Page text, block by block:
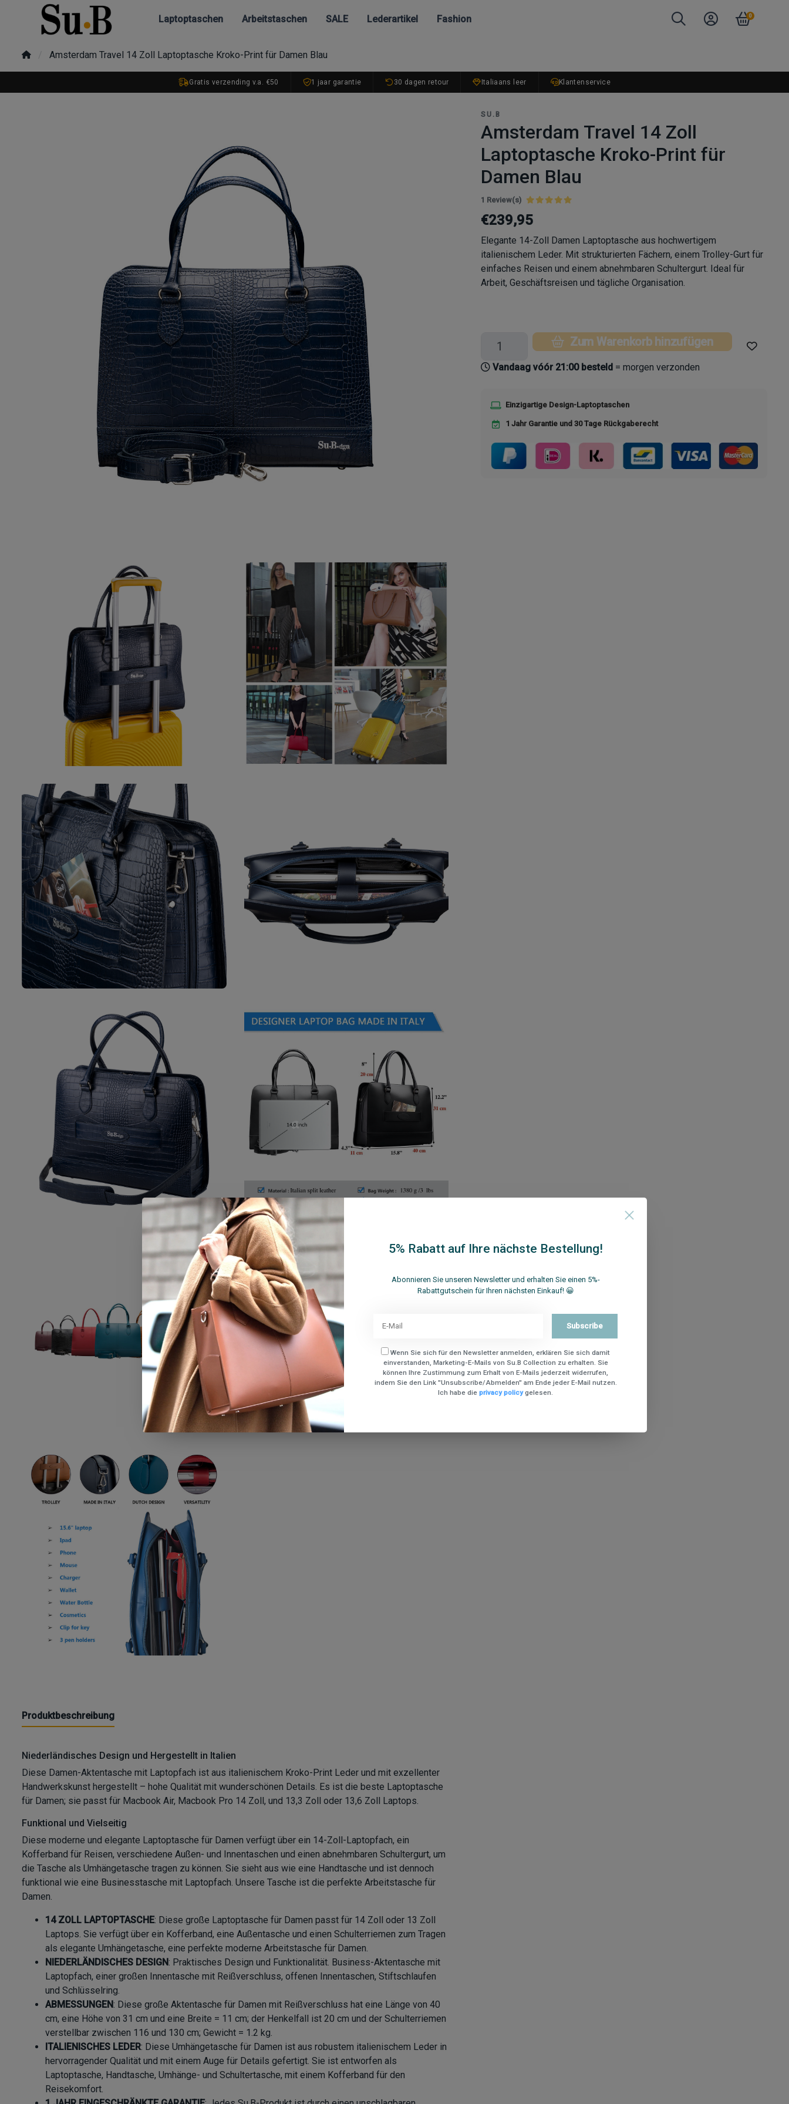
Laptoptaschen Arbeitstaschen SALE Lederartikel Fashion 0
Amsterdam Travel 14 Zoll Laptoptasche Kroko-Print für Damen Blau
Gratis verzending v.a. €50 1 jaar garantie 30 dagen retour Italiaans leer Klantenservice
Produktbeschreibung
Niederländisches Design und Hergestellt in Italien
Diese Damen-Aktentasche mit Laptopfach ist aus italienischem Kroko-Print Leder und mit exzellenter
Handwerkskunst hergestellt – hohe Qualität mit wunderschönen Details. Es ist die beste Laptoptasche
für Damen; sie passt für Macbook Air, Macbook Pro 14 Zoll, und 13,3 Zoll oder 13,6 Zoll Laptops.
Funktional und Vielseitig
Diese moderne und elegante Laptoptasche für Damen verfügt über ein 14-Zoll-Laptopfach, ein
Kofferband für Reisen, verschiedene Außen- und Innentaschen und einen abnehmbaren Schultergurt, um
die Tasche als Umhängetasche tragen zu können. Sie sieht aus wie eine Handtasche und ist dennoch
funktional wie eine Businesstasche mit Laptopfach. Unsere Tasche ist die perfekte Arbeitstasche für
Damen.
14 ZOLL LAPTOPTASCHE: Diese große Laptoptasche für Damen passt für 14 Zoll oder 13 Zoll
Laptops. Sie verfügt über ein Kofferband, eine Außentasche und einen Schulterriemen zum Tragen
als elegante Umhängetasche, eine perfekte moderne Arbeitstasche für Damen.
NIEDERLÄNDISCHES DESIGN: Praktisches Design und Funktionalität. Business-Aktentasche mit
Laptopfach, einer großen Innentasche mit Reißverschluss, offenen Innentaschen, Stiftschlaufen
und Schlüsselring.
ABMESSUNGEN: Diese große Aktentasche für Damen mit Reißverschluss hat eine Länge von 40
cm, eine Höhe von 31 cm und eine Breite = 11 cm; der Henkelfall ist 20 cm und der Schulterriemen
verstellbar zwischen 116 und 130 cm; Gewicht = 1.2 kg.
ITALIENISCHES LEDER: Diese Umhängetasche für Damen ist aus robustem italienischem Leder in
hervorragender Qualität und mit einem Auge für Details gefertigt. Sie ist entworfen als
Laptoptasche, Handtasche, Umhänge- und Schultertasche, mit einem Kofferband für den
Reisekomfort.
SU.B
Amsterdam Travel 14 Zoll
Laptoptasche Kroko-Print für
Damen Blau
1 Review(s)
€239,95
Elegante 14-Zoll Damen Laptoptasche aus hochwertigem
italienischem Leder. Mit strukturierten Fächern, einem Trolley-Gurt für
einfaches Reisen und einem abnehmbaren Schultergurt. Ideal für
Arbeit, Geschäftsreisen und tägliche Organisation.
Zum Warenkorb hinzufügen
Vandaag vóór 21:00 besteld = morgen verzonden
Einzigartige Design-Laptoptaschen
1 Jahr Garantie und 30 Tage Rückgaberecht
5% Rabatt auf Ihre nächste Bestellung!
Abonnieren Sie unseren Newsletter und erhalten Sie einen 5%-
Rabattgutschein für Ihren nächsten Einkauf! 😀
Subscribe
Wenn Sie sich für den Newsletter anmelden, erklären Sie sich damit
einverstanden, Marketing-E-Mails von Su.B Collection zu erhalten. Sie
können Ihre Zustimmung zum Erhalt von E-Mails jederzeit widerrufen,
indem Sie den Link "Unsubscribe/Abmelden" am Ende jeder E-Mail nutzen.
Ich habe die privacy policy gelesen.